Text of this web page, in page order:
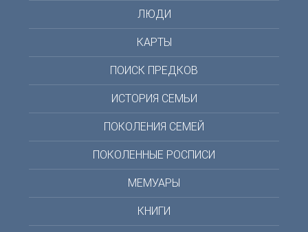
ЛЮДИ
КАРТЫ
ПОИСК ПРЕДКОВ
ИСТОРИЯ СЕМЬИ
ПОКОЛЕНИЯ СЕМЕЙ
ПОКОЛЕННЫЕ РОСПИСИ
МЕМУАРЫ
КНИГИ